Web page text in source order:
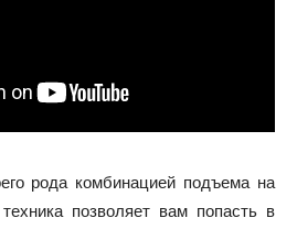
рода комбинацией подъема на
позволяет вам попасть в